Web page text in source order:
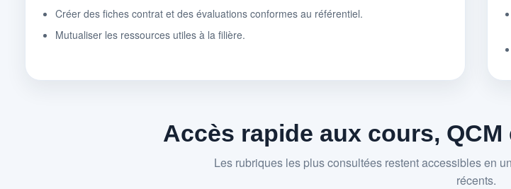
Créer des fiches contrat et des évaluations conformes au référentiel.
Mutualiser les ressources utiles à la filière.
Accès rapide aux cours,
Les rubriques les plus consultées restent accessibles en
récents.